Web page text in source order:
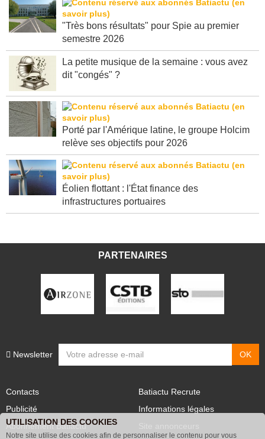
"Très bons résultats" pour Spie au premier
La petite musique de la semaine : vous avez
Porté par l'Amérique latine, le groupe Holcim
Éolien flottant : l'État finance des
Publicité
Abonnement Batiactu
Site annonceurs
UTILISATION DES COOKIES
Notre site utilise des cookies afin de personnaliser le contenu pour vous